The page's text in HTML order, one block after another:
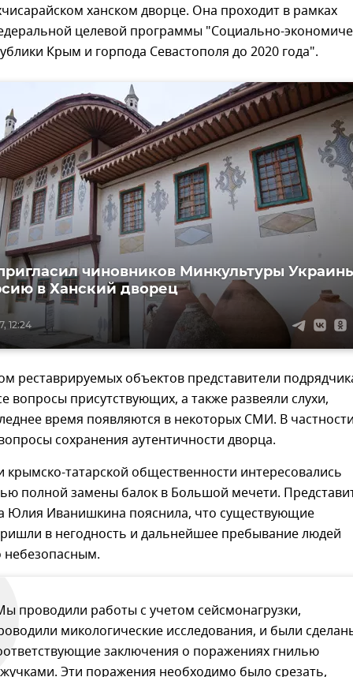
ханском дворце. Она проходит в рамках
целевой программы "Социально-
Крым и горпода Севастополя до 2020 года".
12:24
чиновников Минкультуры
в Ханский дворец
реставрируемых объектов представители
вопросы присутствующих, а также развеяли слухи,
время появляются в некоторых СМИ. В
сохранения аутентичности дворца.
крымско-татарской общественности интересовались
полной замены балок в Большой мечети.
Юлия Иванишкина пояснила, что существующие
в негодность и дальнейшее пребывание людей
проводили работы с учетом сейсмонагрузки,
микологические исследования, и были
заключения о поражениях гнилью
Эти поражения необходимо было срезать,